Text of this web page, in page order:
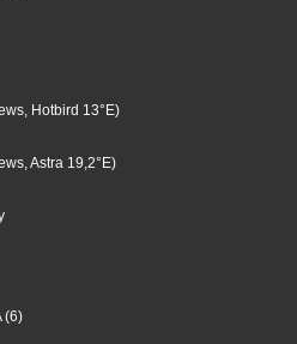
Hotbird 13°E)
Astra 19,2°E)
(6)